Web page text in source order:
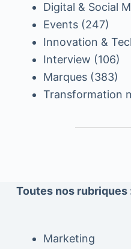
Digital & Social
Events(247)
Innovation &
Interview (106)
Marques(383)
Transformation
Toutes nos rubriques
Marketing